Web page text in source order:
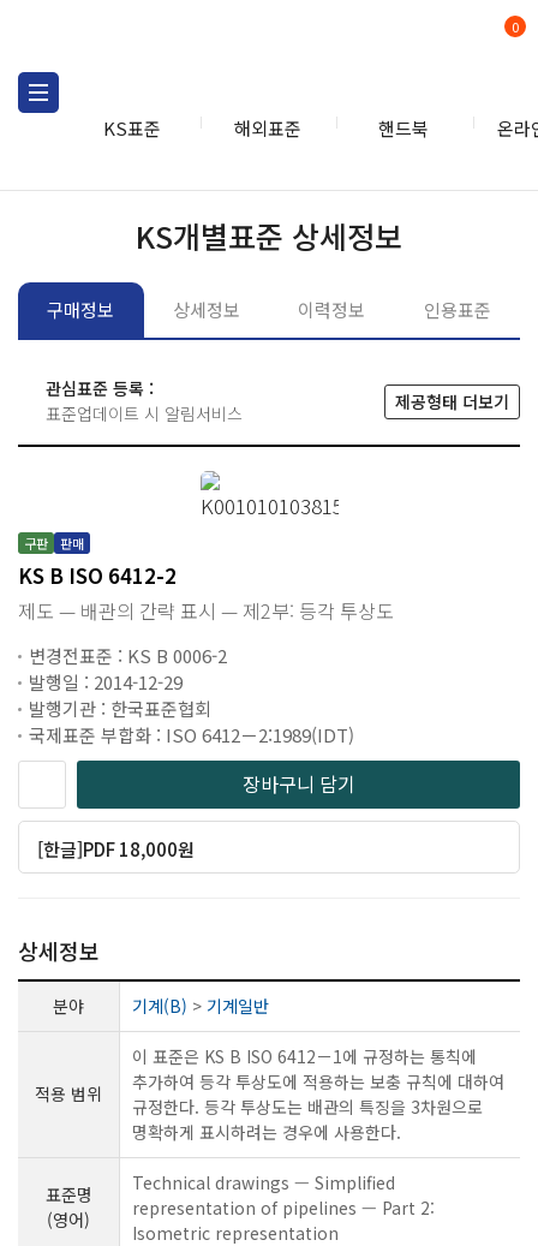
KS표준 해외표준 핸드북 온라
0
KS개별표준 상세정보
구매정보 상세정보 이력정보 인용표준
관심표준 등록 :
표준업데이트 시 알림서비스
제공형태 더보기
구판 판매
KS B ISO 6412-2
제도 — 배관의 간략 표시 — 제2부: 등각 투상도
변경전표준 : KS B 0006-2
발행일 : 2014-12-29
발행기관 : 한국표준협회
국제표준 부합화 : ISO 6412－2:1989(IDT)
장바구니 담기
[한글]PDF 18,000원
상세정보
분야 기계(B) > 기계일반
적용 범위
이 표준은 KS B ISO 6412－1에 규정하는 통칙에
추가하여 등각 투상도에 적용하는 보충 규칙에 대하여
규정한다. 등각 투상도는 배관의 특징을 3차원으로
명확하게 표시하려는 경우에 사용한다.
표준명
(영어)
Technical drawings — Simplified
representation of pipelines — Part 2:
Isometric representation